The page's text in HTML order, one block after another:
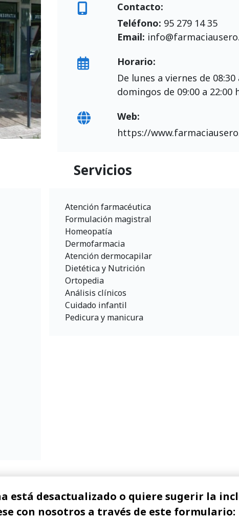
Contacto:
Teléfono: 95 279 14 35
Email:
Horario:
De lunes a viernes de
domingos de 09:00 a 22:00
Web:
https://
Servicios
Atención farmacéutica
Formulación magistral
Homeopatía
Dermofarmacia
Atención dermocapilar
Dietética y Nutrición
Ortopedia
Análisis clínicos
Cuidado infantil
Pedicura y manicura
está desactualizado o quiere sugerir la
con nosotros a través de este formulario: